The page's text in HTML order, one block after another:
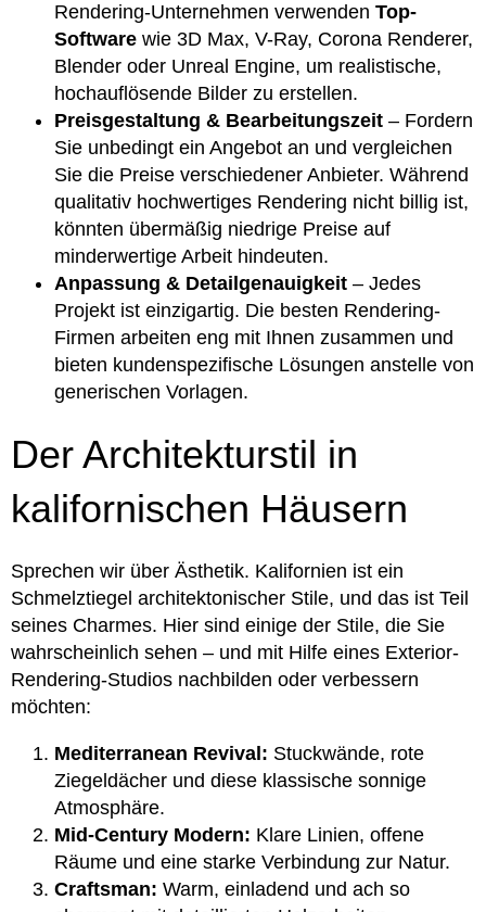
Rendering-Unternehmen verwenden Top-
Software wie 3D Max, V-Ray, Corona Renderer,
Blender oder Unreal Engine, um realistische,
hochauflösende Bilder zu erstellen.
Preisgestaltung & Bearbeitungszeit – Fordern
Sie unbedingt ein Angebot an und vergleichen
Sie die Preise verschiedener Anbieter. Während
qualitativ hochwertiges Rendering nicht billig ist,
könnten übermäßig niedrige Preise auf
minderwertige Arbeit hindeuten.
Anpassung & Detailgenauigkeit – Jedes
Projekt ist einzigartig. Die besten Rendering-
Firmen arbeiten eng mit Ihnen zusammen und
bieten kundenspezifische Lösungen anstelle von
generischen Vorlagen.
Der Architekturstil in
kalifornischen Häusern
Sprechen wir über Ästhetik. Kalifornien ist ein
Schmelztiegel architektonischer Stile, und das ist Teil
seines Charmes. Hier sind einige der Stile, die Sie
wahrscheinlich sehen – und mit Hilfe eines Exterior-
Rendering-Studios nachbilden oder verbessern
möchten:
Mediterranean Revival: Stuckwände, rote
Ziegeldächer und diese klassische sonnige
Atmosphäre.
Mid-Century Modern: Klare Linien, offene
Räume und eine starke Verbindung zur Natur.
Craftsman: Warm, einladend und ach so